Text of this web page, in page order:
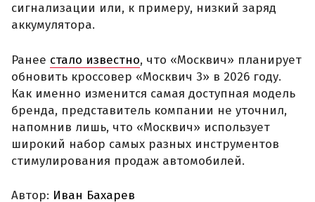
сигнализации или, к примеру, низкий заряд
аккумулятора.
Ранее стало известно, что «Москвич» планирует
обновить кроссовер «Москвич 3» в 2026 году.
Как именно изменится самая доступная модель
бренда, представитель компании не уточнил,
напомнив лишь, что «Москвич» использует
широкий набор самых разных инструментов
стимулирования продаж автомобилей.
Автор: Иван Бахарев